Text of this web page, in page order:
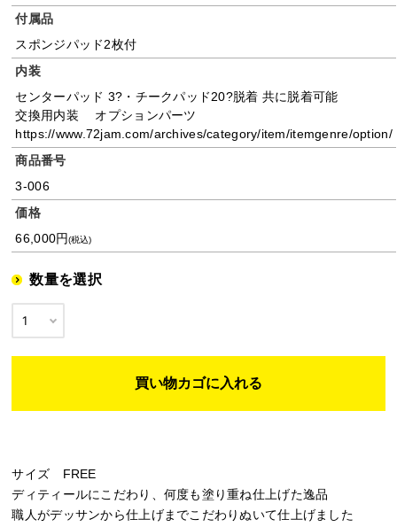
付属品
スポンジパッド2枚付
内装
センターパッド 3?・チークパッド20?脱着 共に脱着可能
交換用内装 オプションパーツ
https://www.72jam.com/archives/category/item/itemgenre/option/
商品番号
3-006
価格
66,000円(税込)
数量を選択
サイズ FREE
ディティールにこだわり、何度も塗り重ね仕上げた逸品
職人がデッサンから仕上げまでこだわりぬいて仕上げました